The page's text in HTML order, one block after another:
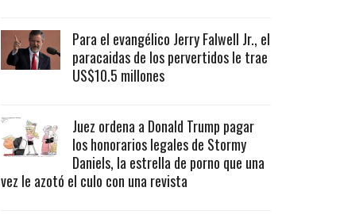
Para el evangélico Jerry Falwell Jr., el
paracaidas de los pervertidos le trae
US$10.5 millones
Juez ordena a Donald Trump pagar
los honorarios legales de Stormy
Daniels, la estrella de porno que una
vez le azotó el culo con una revista